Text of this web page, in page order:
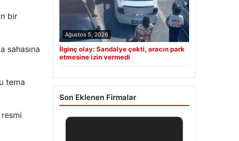
bir
sahasına
tema
Ağustos 5, 2026
İlginç olay: Sandalye çekti, aracın park
etmesine izin vermedi
Son Eklenen Firmalar